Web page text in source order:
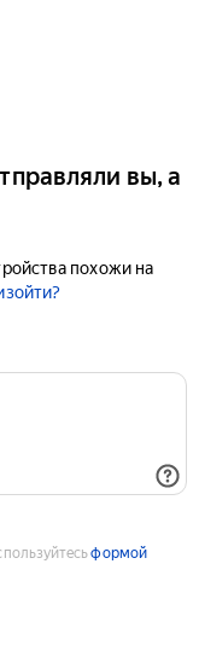
вы, а
похожи на
формой